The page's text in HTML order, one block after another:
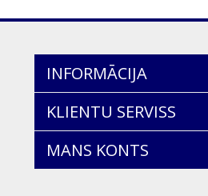
INFORMĀCIJA
KLIENTU SERVISS
MANS KONTS